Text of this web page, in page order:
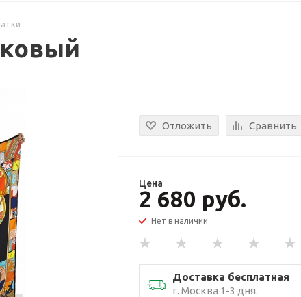
Отложить Сравнить
Цена
2 680 руб.
Нет в наличии
Доставка бесплатная
г. Москва 1-3 дня.